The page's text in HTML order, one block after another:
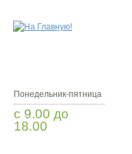
Понедельник-пятница
с 9.00 до
18.00